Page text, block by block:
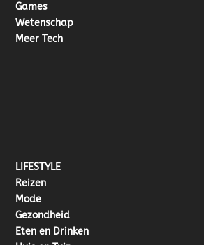
Games
Wetenschap
Meer Tech
LIFESTYLE
Reizen
Mode
Gezondheid
Eten en Drinken